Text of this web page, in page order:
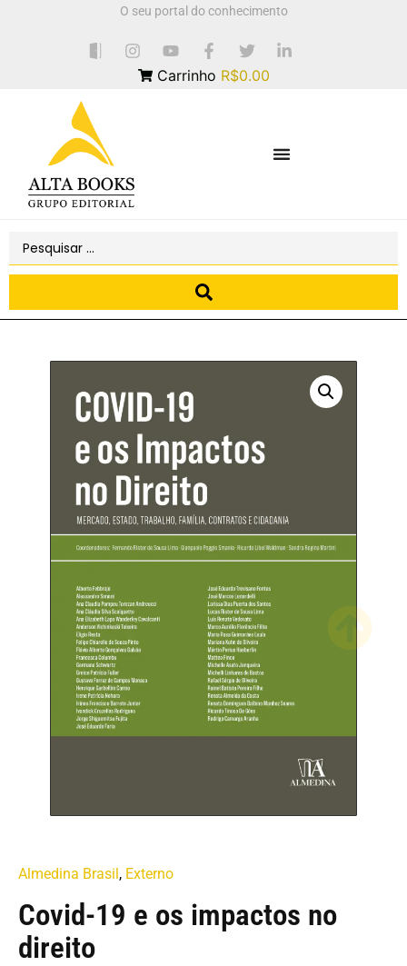
O seu portal do conhecimento
Carrinho R$0.00
Almedina Brasil, Externo
Covid-19 e os impactos no
direito